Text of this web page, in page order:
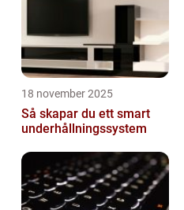
18 november 2025
Så skapar du ett smart
underhållningssystem